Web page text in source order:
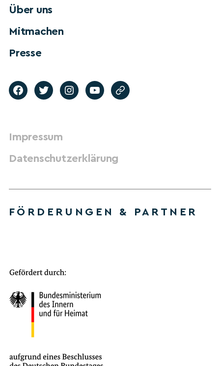
Über uns
Mitmachen
Presse
Impressum
Datenschutzerklärung
FÖRDERUNGEN & PARTNER